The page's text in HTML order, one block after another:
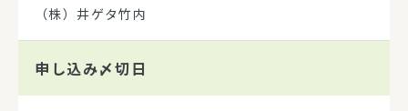
（株）井ゲタ竹内
申し込み〆切日